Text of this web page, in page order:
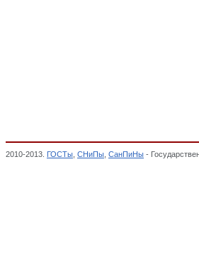
2010-2013. ГОСТы СНиПы СанПиНы -